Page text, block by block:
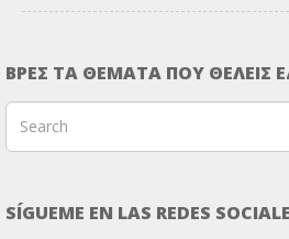
ΒΡΕΣ ΤΑ ΘΕΜΑΤΑ ΠΟΥ ΘΕΛΕΙΣ
SÍGUEME EN LAS REDES